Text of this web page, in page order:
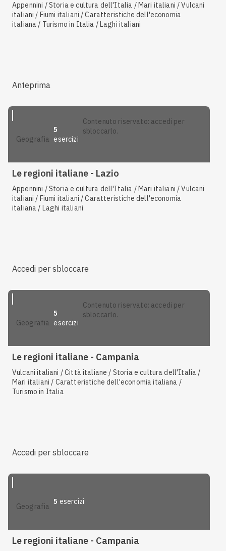
Appennini / Storia e cultura dell'Italia / Mari italiani / Vulcani
italiani / Fiumi italiani / Caratteristiche dell'economia
italiana / Turismo in Italia / Laghi italiani
Anteprima
geografia
5
esercizi
contenuto riservato: accedi per
sbloccarlo.
Le regioni italiane - Lazio
Appennini / Storia e cultura dell'Italia / Mari italiani / Vulcani
italiani / Fiumi italiani / Caratteristiche dell'economia
italiana / Laghi italiani
Accedi per sbloccare
geografia
5
esercizi
contenuto riservato: accedi per
sbloccarlo.
Le regioni italiane - Campania
Vulcani italiani / Città italiane / Storia e cultura dell'Italia /
Mari italiani / Caratteristiche dell'economia italiana /
Turismo in Italia
Accedi per sbloccare
geografia
5 esercizi
Le regioni italiane - Campania